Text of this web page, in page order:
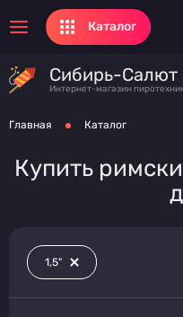
Каталог
Сибирь-Салют
Интернет-магазин
Главная Каталог
Купить
1,5"